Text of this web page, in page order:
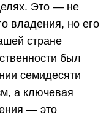
Это — не
владения, но его
стране
был
семидесяти
а ключевая
— это